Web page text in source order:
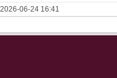
2026-06-24 16:41